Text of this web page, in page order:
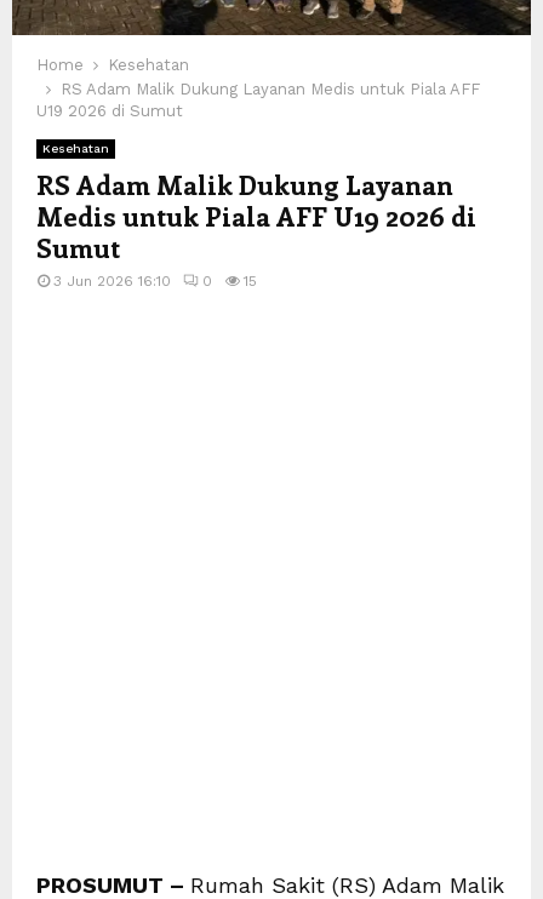
Home
Kesehatan
RS Adam Malik Dukung Layanan Medis untuk Piala AFF
U19 2026 di Sumut
Kesehatan
RS Adam Malik Dukung Layanan
Medis untuk Piala AFF U19 2026 di
Sumut
3 Jun 2026 16:10 0 15
PROSUMUT – Rumah Sakit (RS) Adam Malik